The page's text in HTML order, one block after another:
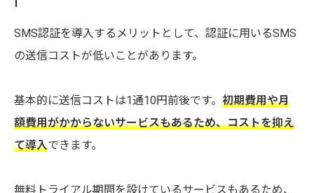
SMS認証を導入するメリットとして、認証に用いるSMS
の送信コストが低いことがあります。
基本的に送信コストは1通10円前後です。 初期費用や月
額費用がかからないサービスもあるため、コストを抑え
て導入できます。
無料トライアル期間を設けているサービスもあるため、